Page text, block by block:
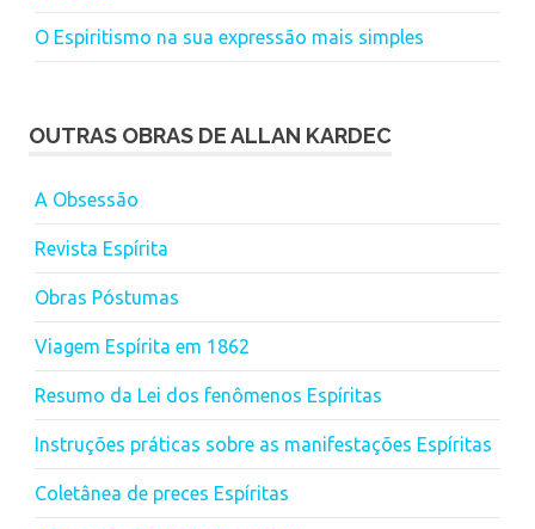
O Espiritismo na sua expressão mais simples
OUTRAS OBRAS DE ALLAN KARDEC
A Obsessão
Revista Espírita
Obras Póstumas
Viagem Espírita em 1862
Resumo da Lei dos fenômenos Espíritas
Instruções práticas sobre as manifestações Espíritas
Coletânea de preces Espíritas